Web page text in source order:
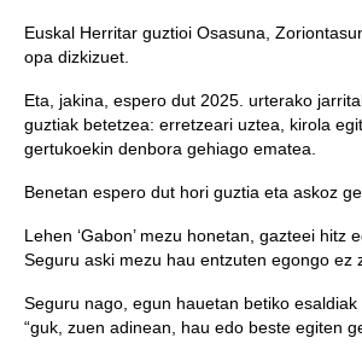
Euskal Herritar guztioi Osasuna,
opa dizkizuet.
Eta, jakina, espero dut 2025. urterako
guztiak betetzea: erretzeari uztea, kirola
gertukoekin denbora gehiago ematea.
Benetan espero dut hori guztia eta askoz
Lehen ‘Gabon’ mezu honetan, gazteei hitz
Seguru aski mezu hau entzuten egongo ez
Seguru nago, egun hauetan betiko
“guk, zuen adinean, hau edo beste egiten